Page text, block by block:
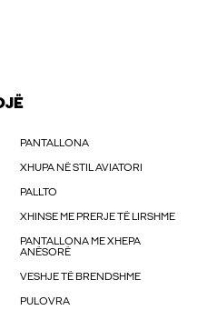
PANTALLONA
XHUPA NË STIL AVIATORI
PALLTO
XHINSE ME PRERJE TË LIRSHME
PANTALLONA ME XHEPA
ANËSORË
VESHJE TË BRENDSHME
PULOVRA